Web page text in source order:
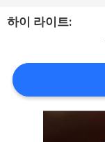
장
견
학
하이 라이트: